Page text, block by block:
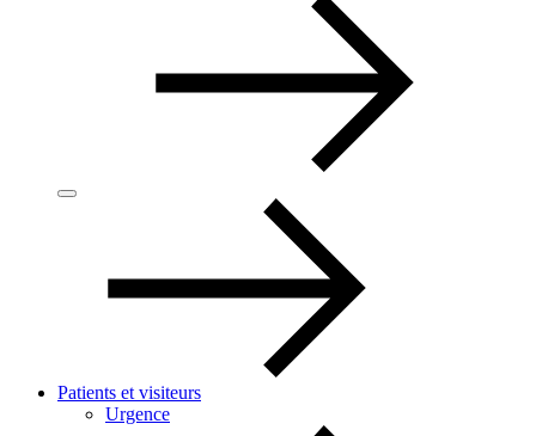
Patients et visiteurs
Urgence